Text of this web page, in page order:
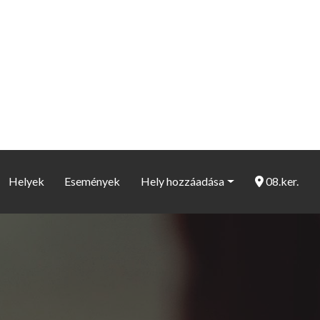
Helyek Események Hely hozzáadása 08.ker.